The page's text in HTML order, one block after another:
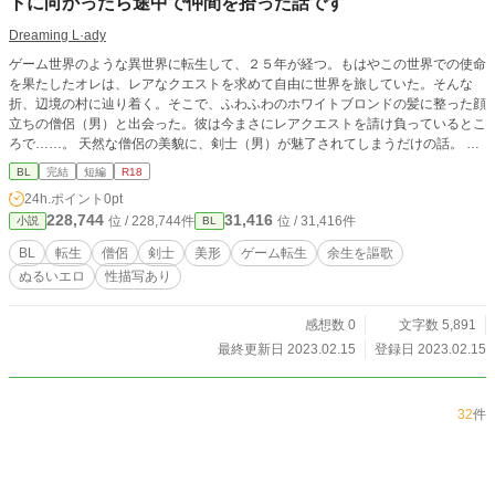
Dreaming L·ady
ゲーム世界のような異世界に転生して、２５年が経つ。もはやこの世界での使命
を果たしたオレは、レアなクエストを求めて自由に世界を旅していた。そんな
折、辺境の村に辿り着く。そこで、ふわふわのホワイトブロンドの髪に整った顔
立ちの僧侶（男）と出会った。彼は今まさにレアクエストを請け負っているとこ
ろで……。 天然な僧侶の美貌に、剣士（男）が魅了されてしまうだけの話。 ３
の冒頭、唐突にエロ（短め）が入るので、お気をつけて。 （本編全３話 / 剣×
僧）
BL 完結 短編 R18
24h.ポイント 0pt
小説 228,744 位 / 228,744件 BL 31,416 位 / 31,416件
BL 転生 僧侶 剣士 美形 ゲーム転生
余生を謳歌
ぬるいエロ
性描写あり
感想数 0
文字数 5,891
最終更新日 2023.02.15
登録日 2023.02.15
32件